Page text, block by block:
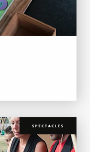
SPECTACLES